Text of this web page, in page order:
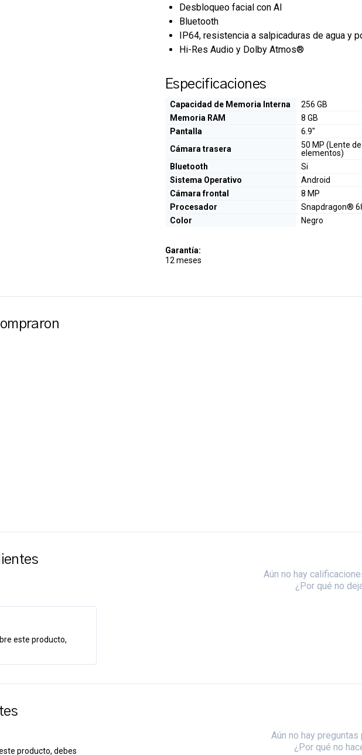
Desbloqueo facial con AI
Bluetooth
IP64, resistencia a salpicaduras de agua y
Hi-Res Audio y Dolby Atmos®
Especificaciones
Capacidad de Memoria Interna
256 GB
Memoria RAM
8 GB
Pantalla
6.9"
Cámara trasera
50 MP (Lente
elementos)
Bluetooth
Si
Sistema Operativo
Android
Cámara frontal
8 MP
Procesador
Snapdragon®
Color
Negro
Garantía:
12 meses
este producto,
Aún no hay
¿Por qué no
producto, debes
Aún no hay
¿Por qué no